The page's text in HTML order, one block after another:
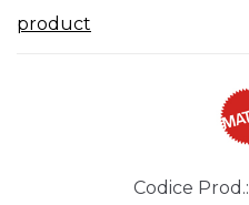
product
Codice Prod.: